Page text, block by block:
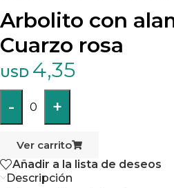
Arbolito con
Cuarzo rosa
USD 4,35
- 0 +
Ver carrito
Añadir a la lista de deseos
Descripción